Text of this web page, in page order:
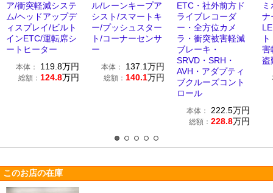
ア/衝突軽減システ
ム/ヘッドアップデ
ィスプレイ/ビルト
インETC/運転席シ
ートヒーター
本体： 119.8万円
総額： 124.8万円
ル/レーンキープア
シスト/スマートキ
ー/プッシュスター
ト/コーナーセンサ
ー
本体： 137.1万円
総額： 140.1万円
ETC・社外前方ド
ライブレコーダ
ー・全方位カメ
ラ・衝突被害軽減
ブレーキ・
SRVD・SRH・
AVH・アダプティ
ブクルーズコント
ロール
本体： 222.5万円
総額： 228.8万円
盗
このお店の在庫